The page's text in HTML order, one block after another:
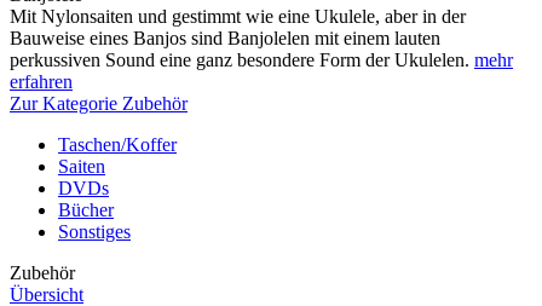
Mit Nylonsaiten und gestimmt wie eine Ukulele, aber in der
Bauweise eines Banjos sind Banjolelen mit einem lauten
perkussiven Sound eine ganz besondere Form der Ukulelen. mehr
erfahren
Zur Kategorie Zubehör
Taschen/Koffer
Saiten
DVDs
Bücher
Sonstiges
Zubehör
Übersicht